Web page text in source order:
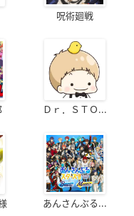
呪術廻戦
Ｄｒ．ＳＴＯ...
あんさんぶる...